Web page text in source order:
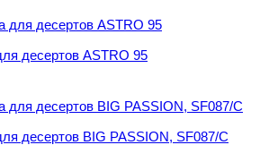
десертов ASTRO 95
десертов BIG PASSION, SF087/C